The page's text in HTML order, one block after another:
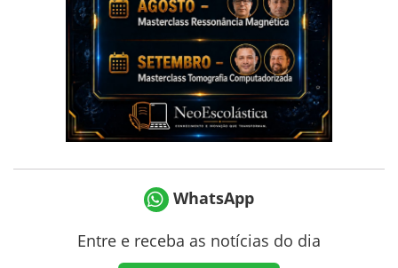
WhatsApp
Entre e receba as notícias do dia